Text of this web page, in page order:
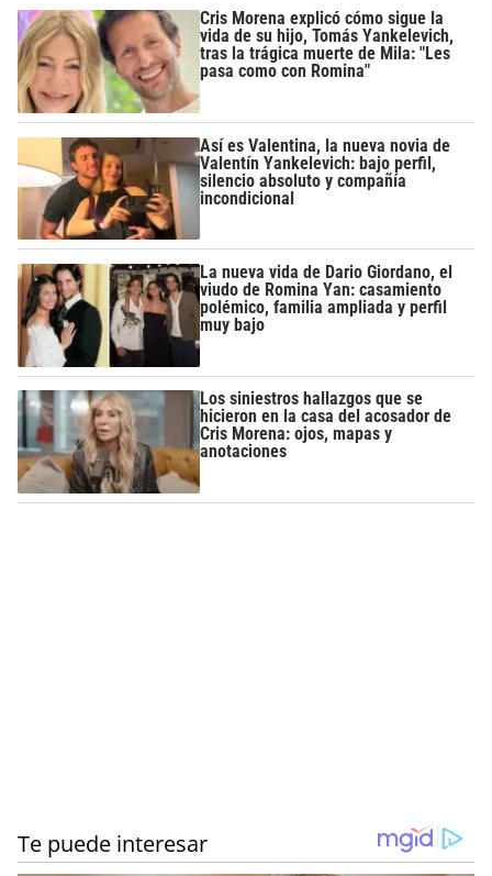
Cris Morena explicó cómo sigue la
vida de su hijo, Tomás Yankelevich,
tras la trágica muerte de Mila: "Les
pasa como con Romina"
Así es Valentina, la nueva novia de
Valentín Yankelevich: bajo perfil,
silencio absoluto y compañía
incondicional
La nueva vida de Dario Giordano, el
viudo de Romina Yan: casamiento
polémico, familia ampliada y perfil
muy bajo
Los siniestros hallazgos que se
hicieron en la casa del acosador de
Cris Morena: ojos, mapas y
anotaciones